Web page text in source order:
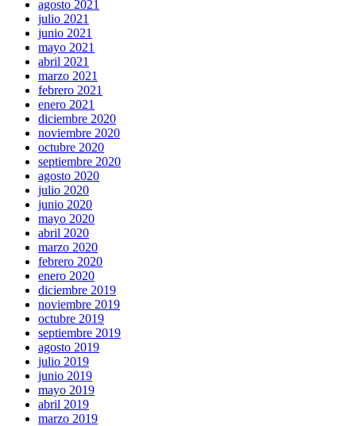
agosto 2021
julio 2021
junio 2021
mayo 2021
abril 2021
marzo 2021
febrero 2021
enero 2021
diciembre 2020
noviembre 2020
octubre 2020
septiembre 2020
agosto 2020
julio 2020
junio 2020
mayo 2020
abril 2020
marzo 2020
febrero 2020
enero 2020
diciembre 2019
noviembre 2019
octubre 2019
septiembre 2019
agosto 2019
julio 2019
junio 2019
mayo 2019
abril 2019
marzo 2019